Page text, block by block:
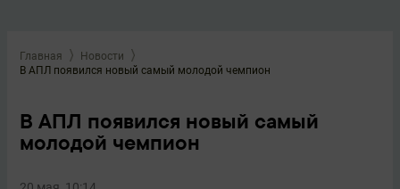
Главная
Новости
В АПЛ появился новый самый молодой чемпион
В АПЛ появился новый самый
молодой чемпион